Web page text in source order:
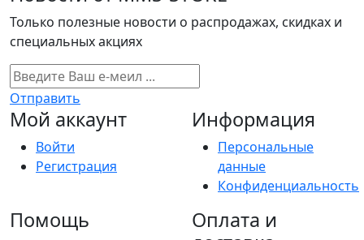
Только полезные новости о распродажах, скидках и
специальных акциях
Отправить
Мой аккаунт
Войти
Регистрация
Информация
Персональные
данные
Конфиденциальность
Помощь
Оплата и